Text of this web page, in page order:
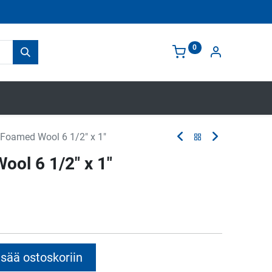
0
Wool 6 1/2" x 1"
6 1/2" x 1"
ostoskoriin